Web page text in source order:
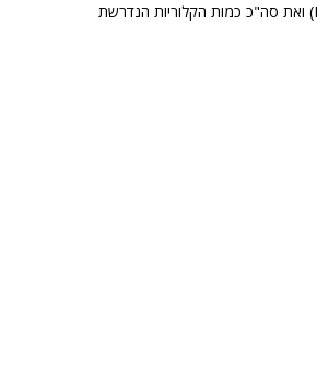
מחשבון קלוריות זה מחשב את כמות האנרגיה הנדרשת לצרכי הגוף הבסיסיים (BMR) ואת סה"כ כמות הקלוריות הנדרשת